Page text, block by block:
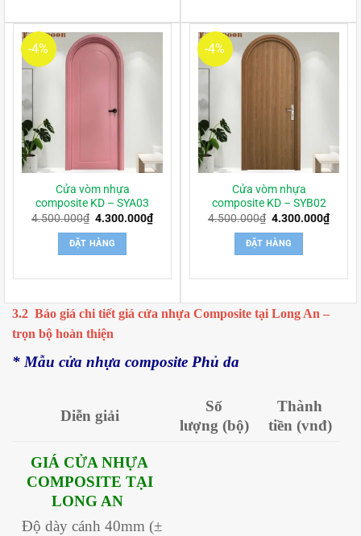
-4%
Cửa vòm nhựa
composite KD – SYA03
4.500.000₫ Giá
là:
4.500.000₫.
4.300.000₫Giá
hiện
ĐẶT HÀNG
-4%
Cửa vòm nhựa
composite KD – SYB02
4.500.000₫ Giá
là:
4.500.000₫.
4.300.000₫Giá
hiện
ĐẶT HÀNG
3.2 Báo giá chi tiết giá cửa nhựa Composite tại Long An –
trọn bộ hoàn thiện
* Mẫu cửa nhựa composite Phủ da
Diễn giải
Số
lượng (bộ)
Thành
tiền (vnđ)
GIÁ CỬA NHỰA
COMPOSITE TẠI
LONG AN
Độ dày cánh 40mm (±